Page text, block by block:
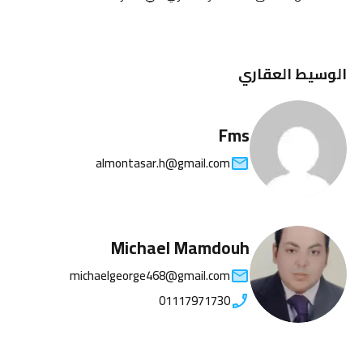
الوسيط العقاري
Fms
almontasar.h@gmail.com
Michael Mamdouh
michaelgeorge468@gmail.com
01117971730